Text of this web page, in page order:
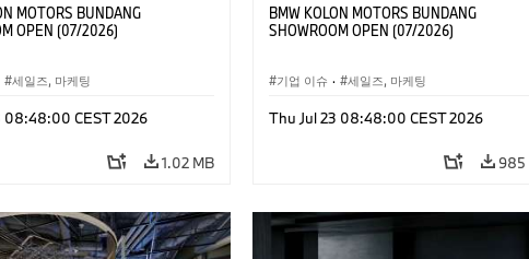
MOTORS BUNDANG
OPEN (07/2026)
세일즈, 마케팅
08:48:00 CEST 2026
1.02 MB
BMW KOLON MOTORS BUNDANG
SHOWROOM OPEN (07/2026)
기업 이슈 · 세일즈, 마케팅
Thu Jul 23 08:48:00 CEST 2026
985